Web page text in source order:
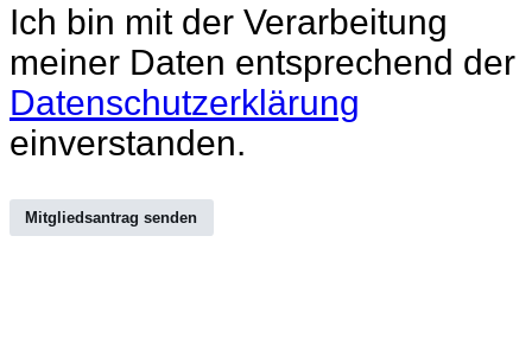
Ich bin mit der Verarbeitung
meiner Daten entsprechend der
Datenschutzerklärung
einverstanden.
Mitgliedsantrag senden